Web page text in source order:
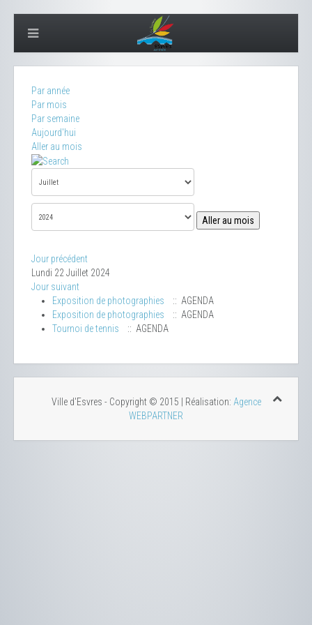
Par année
Par mois
Par semaine
Aujourd'hui
Aller au mois
Aller au mois
Jour précédent
Lundi 22 Juillet 2024
Jour suivant
Exposition de photographies
:: AGENDA
Exposition de photographies
:: AGENDA
Tournoi de tennis
:: AGENDA
Ville d'Esvres - Copyright © 2015 | Réalisation: Agence
WEBPARTNER